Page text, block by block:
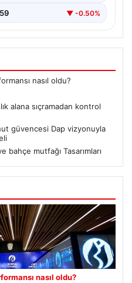
▼ -0.50%
nasıl oldu?
alana sıçramadan kontrol
güvencesi Dap vizyonuyla
bahçe mutfağı Tasarımları
nasıl oldu?